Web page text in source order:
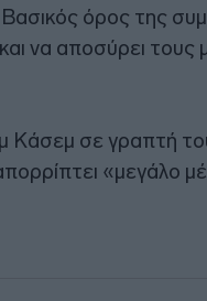
όρος της
να αποσύρει
Κάσεμ σε γραπτή
«μεγάλο